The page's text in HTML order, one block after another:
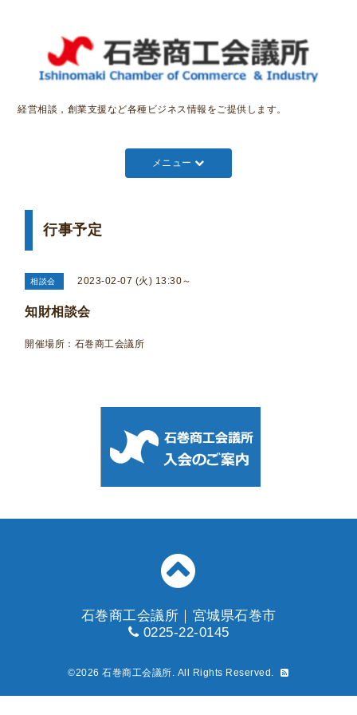
経営相談，創業支援など各種ビジネス情報をご提供します。
メニュー
行事予定
相談会 2023-02-07 (火) 13:30～
知財相談会
開催場所：石巻商工会議所
石巻商工会議所｜宮城県石巻市
0225-22-0145
©2026石巻商工会議所. All Rights Reserved.